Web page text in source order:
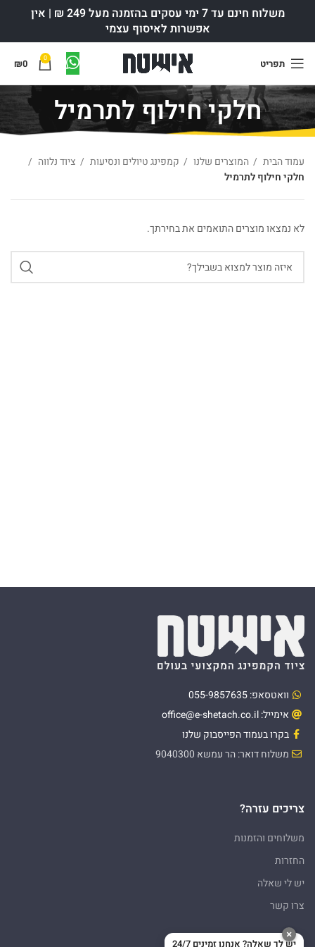
משלוח חינם עד 7 ימי עסקים בהזמנה מעל 249 ₪ | אין
אפשרות לאיסוף עצמי
תפריט 0
₪0
חלקי חילוף לתרמיל
עמוד הבית המוצרים שלנו קמפינג טיולים ונסיעות
ציוד נלווה
חלקי חילוף לתרמיל
לא נמצאו מוצרים התואמים את בחירתך.
וואטסאפ: 055-9857635
אימייל: office@e-shetach.co.il
בקרו בעמוד הפייסבוק שלנו
משלוח דואר: הר עמשא 9040300
צריכים עזרה?
משלוחים והזמנות
החזרות
יש לי שאלה
צרו קשר
×
יש לך שאלה? אנחנו זמינים 24/7